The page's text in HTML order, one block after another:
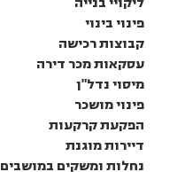
פינוי בינוי
קבוצות רכישה
עסקאות מכר דירה
מיסוי נדל"ן
פינוי מושכר
הפקעת קרקעות
דיירות מוגנת
נחלות ומשקים במושבים